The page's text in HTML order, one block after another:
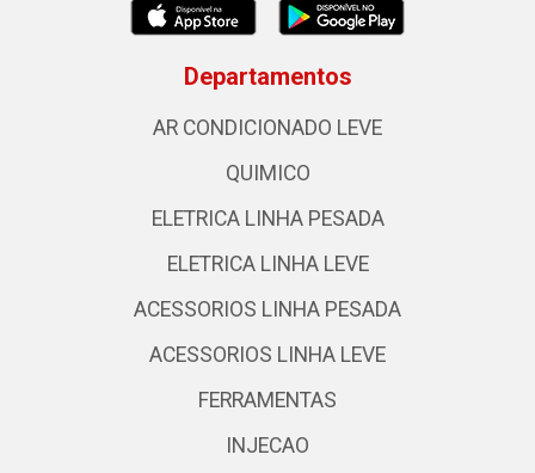
Departamentos
AR CONDICIONADO LEVE
QUIMICO
ELETRICA LINHA PESADA
ELETRICA LINHA LEVE
ACESSORIOS LINHA PESADA
ACESSORIOS LINHA LEVE
FERRAMENTAS
INJECAO